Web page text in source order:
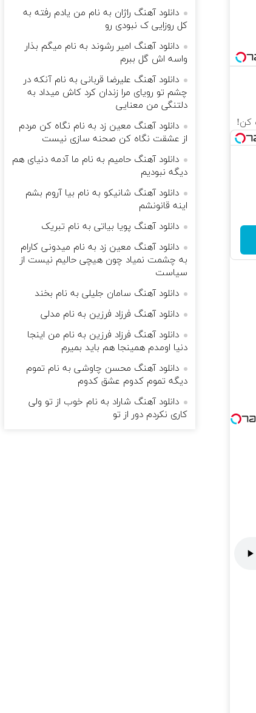
دانلود آهنگ راژان به نام من یادم رفته به
کل روزایی ک نبودی رو
دانلود آهنگ امیر رشوند به نام میگم بذار
واسه اش گل ببرم
دانلود آهنگ علیرضا قربانی به نام آنکه در
چشم تو رویای مرا زندان کرد کاش میداد به
دلتنگی من معنایی
دانلود آهنگ معین زد به نام نگاه کن مردم
از عشقت نگاه کن صحنه سازی نیست
دانلود آهنگ حامیم به نام ما آدمه دنیای هم
دیگه نبودیم
دانلود آهنگ شانیکو به نام بیا آروم بشم
اینه قانونشم
دانلود آهنگ پویا بیاتی به نام تبریک
دانلود آهنگ معین زد به نام میدونی کارام
به چشمت نمیاد چون هیچی حالیم نیست از
سیاست
دانلود آهنگ سامان جلیلی به نام بخند
دانلود آهنگ فرزاد فرزین به نام مدلی
دانلود آهنگ فرزاد فرزین به نام ﻣﻦ اﻳﻨﺠﺎ
دﻧﻴﺎ اوﻣﺪم ﻫﻤﻴﻨﺠﺎ ﻫﻢ ﺑﺎﻳﺪ ﺑﻤﻴﺮم
دانلود آهنگ محسن چاوشی به نام تموم
دیگه تموم کدوم عشق کدوم
دانلود آهنگ شاراد به نام خوب از تو ولی
کاری نکردم دور از تو